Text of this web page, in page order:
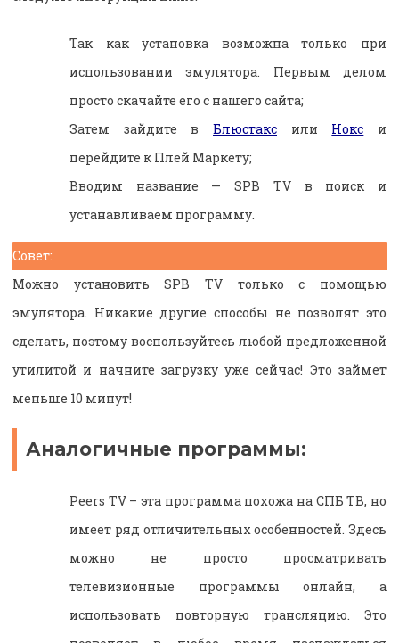
Так как установка возможна только при
использовании эмулятора. Первым делом
просто скачайте его с нашего сайта;
Затем зайдите в Блюстакс или Нокс и
перейдите к Плей Маркету;
Вводим название — SPB TV в поиск и
устанавливаем программу.
Совет:
Можно установить SPB TV только с помощью
эмулятора. Никакие другие способы не позволят это
сделать, поэтому воспользуйтесь любой предложенной
утилитой и начните загрузку уже сейчас! Это займет
меньше 10 минут!
Аналогичные программы:
Peers TV – эта программа похожа на СПБ ТВ, но
имеет ряд отличительных особенностей. Здесь
можно не просто просматривать
телевизионные программы онлайн, а
использовать повторную трансляцию. Это